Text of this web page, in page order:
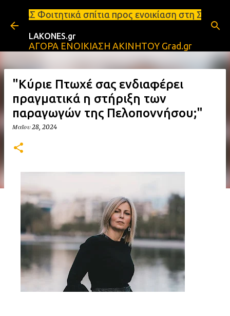
Μετάβαση στο κύριο περιεχόμενο
σπίτια προς ενοικίαση στη Σπάρτη
LAKONES.gr
ΑΓΟΡΑ ΕΝΟΙΚΙΑΣΗ ΑΚΙΝΗΤΟΥ Grad.gr
"Κύριε Πτωχέ σας ενδιαφέρει
πραγματικά η στήριξη των
παραγωγών της Πελοποννήσου;"
Μαΐου 28, 2024